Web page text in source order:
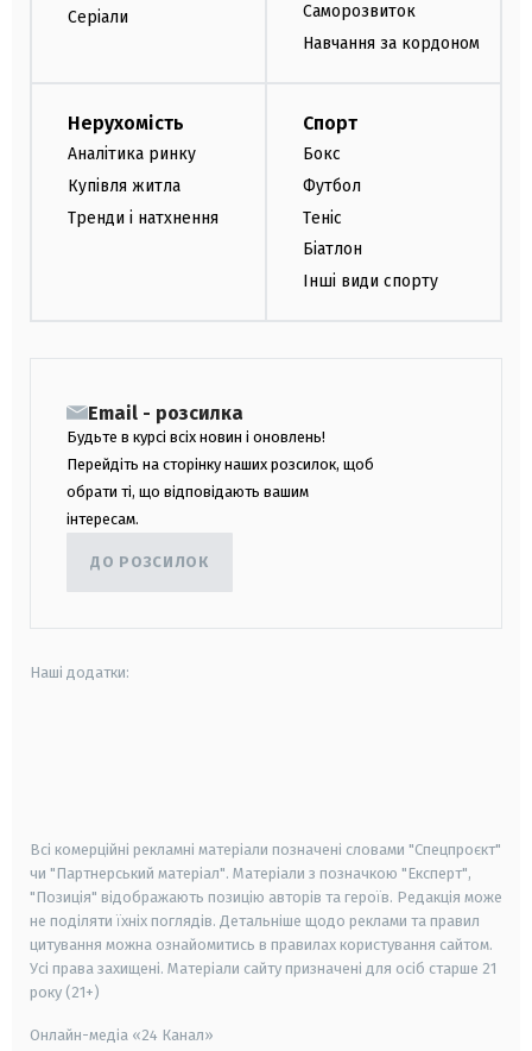
Серіали
Саморозвиток
Навчання за кордоном
Нерухомість
Аналітика ринку
Купівля житла
Тренди і натхнення
Спорт
Бокс
Футбол
Теніс
Біатлон
Інші види спорту
Email - розсилка
Будьте в курсі всіх новин і оновлень!
Перейдіть на сторінку наших розсилок, щоб
обрати ті, що відповідають вашим
інтересам.
ДО РОЗСИЛОК
Наші додатки:
Всі комерційні рекламні матеріали позначені словами "Спецпроєкт"
чи "Партнерський матеріал". Матеріали з позначкою "Експерт",
"Позиція" відображають позицію авторів та героїв. Редакція може
не поділяти їхніх поглядів. Детальніше щодо реклами та правил
цитування можна ознайомитись в правилах користування сайтом.
Усі права захищені. Матеріали сайту призначені для осіб старше 21
року (21+)
Онлайн-медіа «24 Канал»